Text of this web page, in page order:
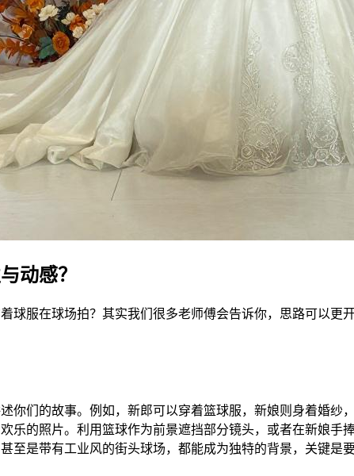
动感？
球服在球场拍？其实我们很多老师傅会告诉你，思路可以
你们的故事。例如，新郎可以穿着篮球服，新娘则身着婚
乐的照片。利用篮球作为前景遮挡部分镜头，或者在新娘
至是带有工业风的街头球场，都能成为独特的背景，关键是